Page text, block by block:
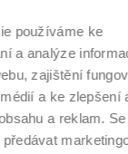
výzkumu
ContriBUTe
V BRNĚ
používáme ke
a analýze
zajištění
a ke zlepšení
a reklam.